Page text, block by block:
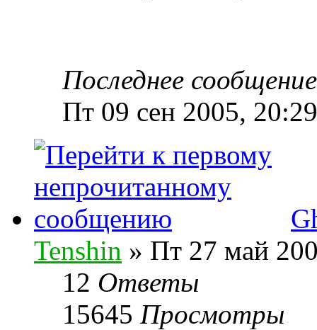
Последнее
Пт 09 сен 2005, 20:29
Tenshin » Пт 27 май
12 Ответы
15645 Просмотры